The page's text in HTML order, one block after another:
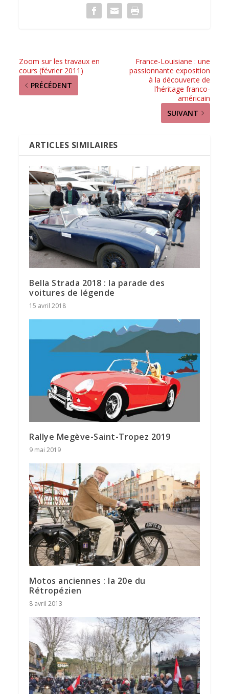
Zoom sur les travaux en
cours (février 2011)
PRÉCÉDENT
France-Louisiane : une
passionnante exposition
à la découverte de
l’héritage franco-
américain
SUIVANT
ARTICLES SIMILAIRES
Bella Strada 2018 : la parade des
voitures de légende
15 avril 2018
Rallye Megève-Saint-Tropez 2019
9 mai 2019
Motos anciennes : la 20e du
Rétropézien
8 avril 2013